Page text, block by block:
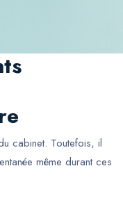
cabinet. Toutefois, il
même durant ces